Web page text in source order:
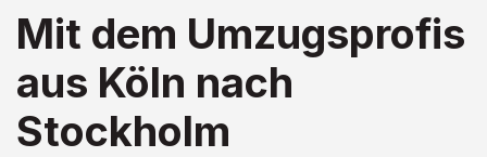
Mit dem Umzugsprofis
aus Köln nach
Stockholm